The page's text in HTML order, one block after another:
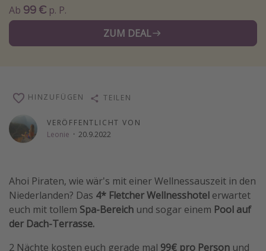
Alle Reisethemen
Wochenendtrip
Strandurlaub
Hotels in Amsterdam
Hotels am Achensee
Weitere Themen
Ab 99 € p. P.
ZUM DEAL
VERÖFFENTLICHT VON
Leonie · 20.9.2022
HINZUFÜGEN TEILEN
Ahoi Piraten, wie wär's mit einer Wellnessauszeit in den
Niederlanden? Das 4* Fletcher Wellnesshotel erwartet
euch mit tollem Spa-Bereich und sogar einem Pool auf
der Dach-Terrasse.
2 Nächte kosten euch gerade mal 99€ pro Person und